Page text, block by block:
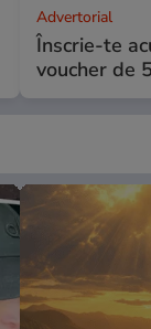
Advertorial
Înscrie-te
voucher de